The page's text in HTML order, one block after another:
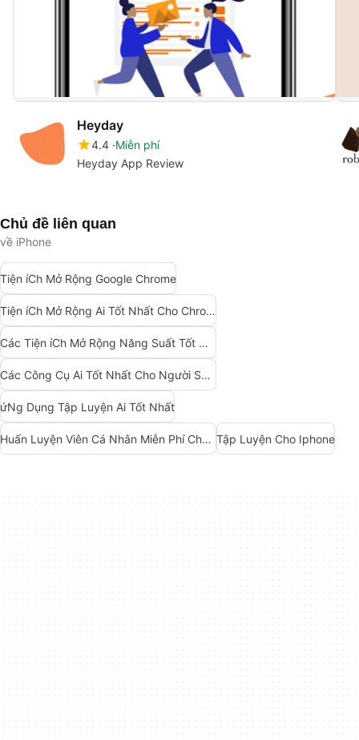
Heyday
4.4 Miễn phí
Heyday App Review
Chủ đề liên quan
về iPhone
Tiện íCh Mở Rộng Google Chrome
Tiện íCh Mở Rộng Ai Tốt Nhất Cho Chrome
Các Tiện íCh Mở Rộng Năng Suất Tốt Nhất Cho Chrome
Các Công Cụ Ai Tốt Nhất Cho Người Sáng Tạo Nội Dung
ứNg Dụng Tập Luyện Ai Tốt Nhất
Huấn Luyện Viên Cá Nhân Miễn Phí Cho Iphone Tập Luyện Cho Iphone